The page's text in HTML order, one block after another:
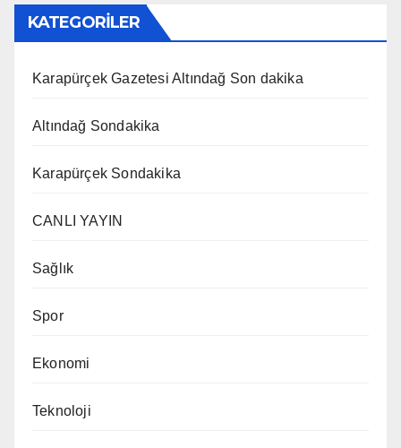
KATEGORİLER
Karapürçek Gazetesi Altındağ Son dakika
Altındağ Sondakika
Karapürçek Sondakika
CANLI YAYIN
Sağlık
Spor
Ekonomi
Teknoloji